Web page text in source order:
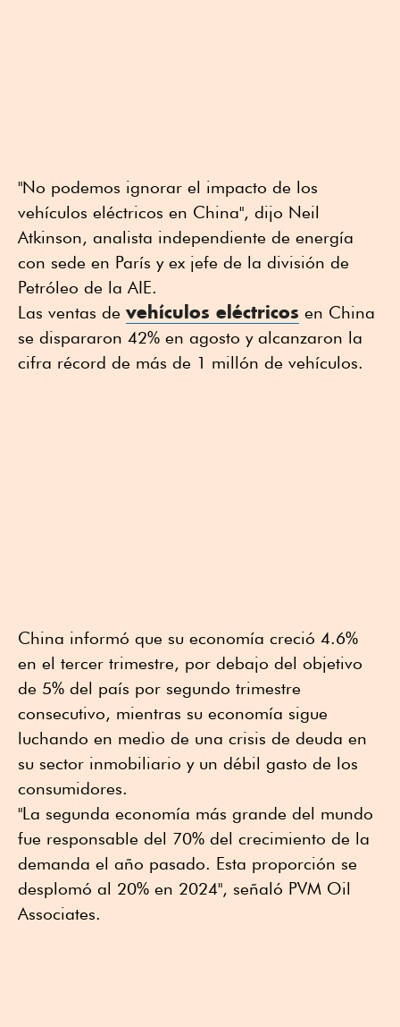
"No podemos ignorar el impacto de los
vehículos eléctricos en China", dijo Neil
Atkinson, analista independiente de energía
con sede en París y ex jefe de la división de
Petróleo de la AIE.
Las ventas de vehículos eléctricos en China
se dispararon 42% en agosto y alcanzaron la
cifra récord de más de 1 millón de vehículos.
China informó que su economía creció 4.6%
en el tercer trimestre, por debajo del objetivo
de 5% del país por segundo trimestre
consecutivo, mientras su economía sigue
luchando en medio de una crisis de deuda en
su sector inmobiliario y un débil gasto de los
consumidores.
"La segunda economía más grande del mundo
fue responsable del 70% del crecimiento de la
demanda el año pasado. Esta proporción se
desplomó al 20% en 2024", señaló PVM Oil
Associates.